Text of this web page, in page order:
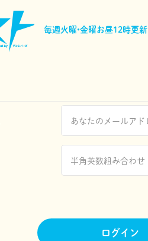
毎週火曜•金曜お昼12時更新
ログイン